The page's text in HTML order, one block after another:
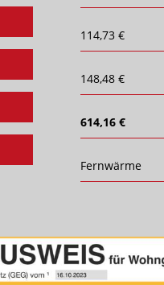
114,73 €
148,48 €
614,16 €
Fernwärme